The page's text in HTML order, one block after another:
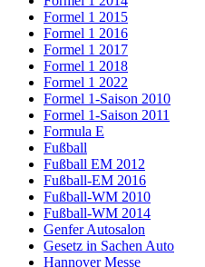
Formel 1 2015
Formel 1 2016
Formel 1 2017
Formel 1 2018
Formel 1 2022
Formel 1-Saison 2010
Formel 1-Saison 2011
Formula E
Fußball
Fußball EM 2012
Fußball-EM 2016
Fußball-WM 2010
Fußball-WM 2014
Genfer Autosalon
Gesetz in Sachen Auto
Hannover Messe